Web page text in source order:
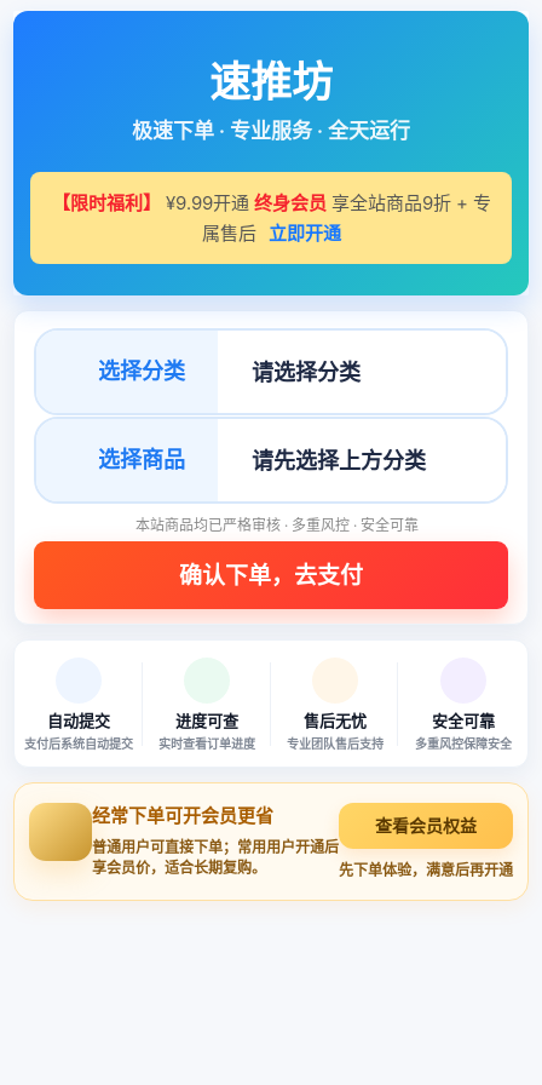
速推坊
极速下单 · 专业服务 · 全天运行
【限时福利】 ¥9.99开通 终身会员 享全站商品9折 + 专
属售后 立即开通
选择分类
选择商品
本站商品均已严格审核 · 多重风控 · 安全可靠
自动提交
支付后系统自动提交
进度可查
实时查看订单进度
售后无忧
专业团队售后支持
安全可靠
多重风控保障安全
经常下单可开会员更省
普通用户可直接下单；常用用户开通后
享会员价，适合长期复购。
查看会员权益
先下单体验，满意后再开通